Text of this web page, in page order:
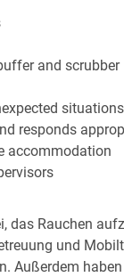
and scrubber
situations
responds
accommodation
das Rauchen
und
Außerdem